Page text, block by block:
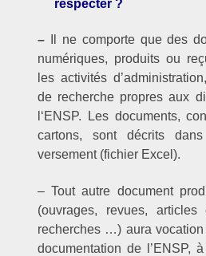
respecter ?
–
Il ne comporte que des
numériques, produits ou
les activités
de recherche propres aux
l‘ENSP. Les documents,
cartons, sont décrits
versement (fichier Excel).
– Tout autre document
(ouvrages, revues,
recherches …) aura
documentation de l’ENSP,